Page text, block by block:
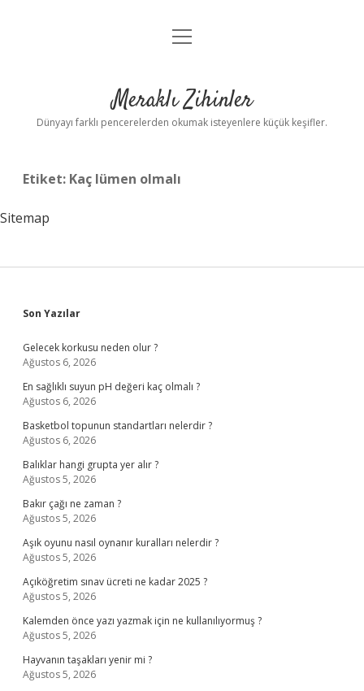
Anasayfa
Yasal Uyarı
menüyü
Meraklı Zihinler
Dünyayı farklı pencerelerden okumak isteyenlere küçük keşifler.
Etiket: Kaç lümen olmalı
Sitemap
Sidebar
Son Yazılar
Gelecek korkusu neden olur ?
Ağustos 6, 2026
En sağlıklı suyun pH değeri kaç olmalı ?
Ağustos 6, 2026
Basketbol topunun standartları nelerdir ?
Ağustos 6, 2026
Balıklar hangi grupta yer alır ?
Ağustos 5, 2026
Bakır çağı ne zaman ?
Ağustos 5, 2026
Aşık oyunu nasıl oynanır kuralları nelerdir ?
Ağustos 5, 2026
Açıköğretim sınav ücreti ne kadar 2025 ?
Ağustos 5, 2026
Kalemden önce yazı yazmak için ne kullanılıyormuş ?
Ağustos 5, 2026
Hayvanın taşakları yenir mi ?
Ağustos 5, 2026